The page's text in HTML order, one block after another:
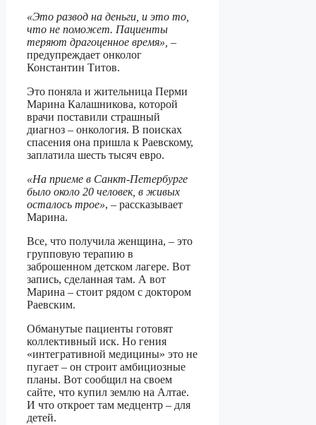
«Это развод на деньги, и это то,
что не поможет. Пациенты
теряют драгоценное время», –
предупреждает онколог
Константин Титов.
Это поняла и жительница Перми
Марина Калашникова, которой
врачи поставили страшный
диагноз – онкология. В поисках
спасения она пришла к Раевскому,
заплатила шесть тысяч евро.
«На приеме в Санкт-Петербурге
было около 20 человек, в живых
осталось трое», – рассказывает
Марина.
Все, что получила женщина, – это
групповую терапию в
заброшенном детском лагере. Вот
запись, сделанная там. А вот
Марина – стоит рядом с доктором
Раевским.
Обманутые пациенты готовят
коллективный иск. Но гения
«интегративной медицины» это не
пугает – он строит амбициозные
планы. Вот сообщил на своем
сайте, что купил землю на Алтае.
И что откроет там медцентр – для
детей.